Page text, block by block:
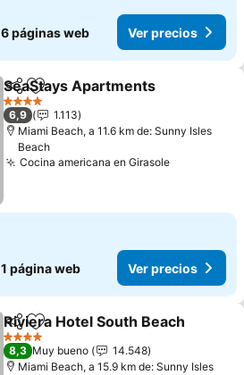
6 páginas web Ver precios
CompartirAñadir a favoritos
SeaStays Apartments
4 Estrellas
6,9
1.113
Miami Beach, a 11.6 km de: Sunny Isles
Beach
Cocina americana en Girasole
1 página web Ver precios
CompartirAñadir a favoritos
Riviera Hotel South Beach
4 Estrellas
8,3 Muy bueno
14.548
Miami Beach, a 15.9 km de: Sunny Isles